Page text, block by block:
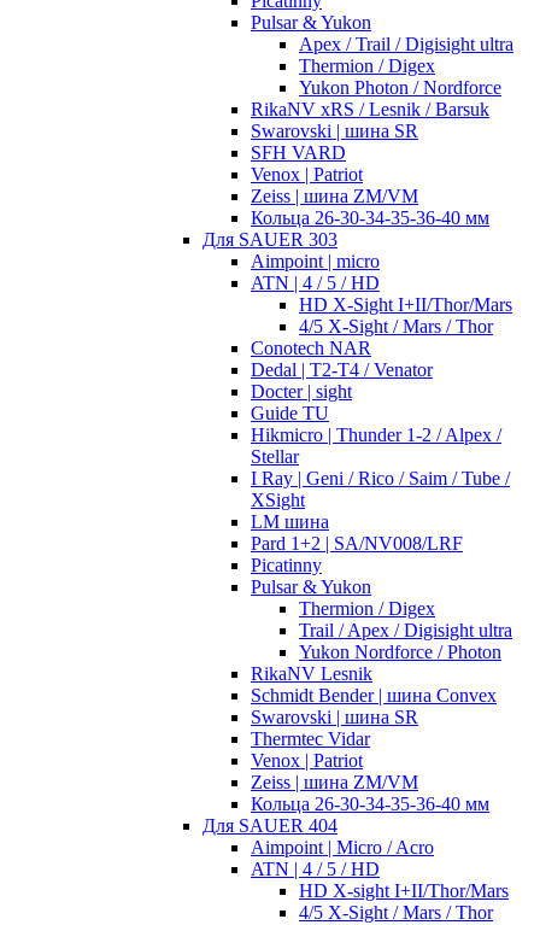
Pulsar & Yukon
Apex / Trail / Digisight ultra
Thermion / Digex
Yukon Photon / Nordforce
RikaNV xRS / Lesnik / Barsuk
Swarovski | шина SR
SFH VARD
Venox | Patriot
Zeiss | шина ZM/VM
Кольца 26-30-34-35-36-40 мм
Для SAUER 303
Aimpoint | micro
ATN | 4 / 5 / HD
HD X-Sight I+II/Thor/Mars
4/5 X-Sight / Mars / Thor
Conotech NAR
Dedal | T2-T4 / Venator
Docter | sight
Guide TU
Hikmicro | Thunder 1-2 / Alpex /
Stellar
I Ray | Geni / Rico / Saim / Tube /
XSight
LM шина
Pard 1+2 | SA/NV008/LRF
Picatinny
Pulsar & Yukon
Thermion / Digex
Trail / Apex / Digisight ultra
Yukon Nordforce / Photon
RikaNV Lesnik
Schmidt Bender | шина Convex
Swarovski | шина SR
Thermtec Vidar
Venox | Patriot
Zeiss | шина ZM/VM
Кольца 26-30-34-35-36-40 мм
Для SAUER 404
Aimpoint | Micro / Acro
ATN | 4 / 5 / HD
HD X-sight I+II/Thor/Mars
4/5 X-Sight / Mars / Thor